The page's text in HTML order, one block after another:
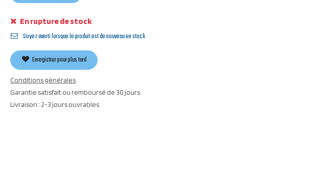
En rupture de stock
Soyez averti lorsque le produit est de nouveau en stock
Enregistrer pour plus tard
Conditions générales
Garantie satisfait ou remboursé de 30 jours
Livraison : 2-3 jours ouvrables